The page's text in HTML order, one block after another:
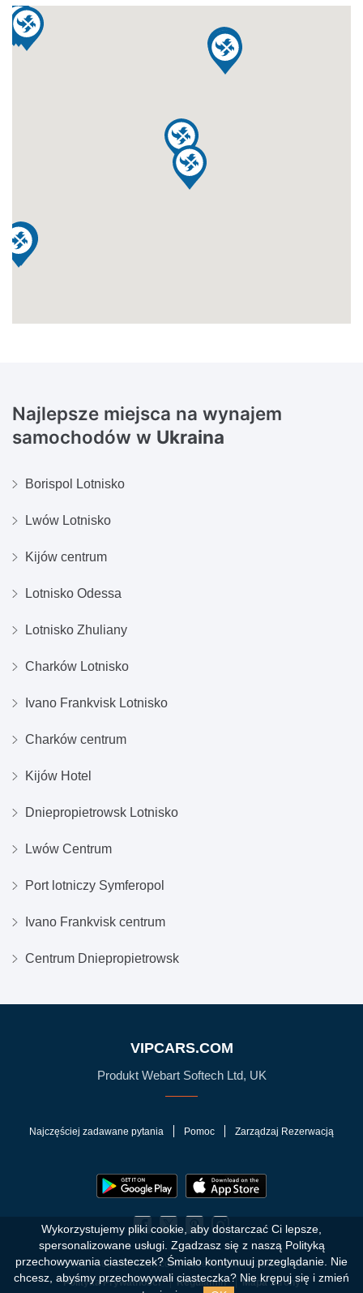
Najlepsze miejsca na wynajem
samochodów w Ukraina
Borispol Lotnisko
Lwów Lotnisko
Kijów centrum
Lotnisko Odessa
Lotnisko Zhuliany
Charków Lotnisko
Ivano Frankvisk Lotnisko
Charków centrum
Kijów Hotel
Dniepropietrowsk Lotnisko
Lwów Centrum
Port lotniczy Symferopol
Ivano Frankvisk centrum
Centrum Dniepropietrowsk
VIPCARS.COM
Produkt Webart Softech Ltd, UK
Najczęściej zadawane pytania Pomoc Zarządzaj Rezerwacją
Polityka Prywatności Regulamin Mapa Strony
© 2010 - 2026 VIPCars.com. Wszelkie prawa zastrzeżone
Wykorzystujemy pliki cookie, aby dostarczać Ci lepsze,
spersonalizowane usługi. Zgadzasz się z naszą Polityką
przechowywania ciasteczek? Śmiało kontynuuj przeglądanie. Nie
chcesz, abyśmy przechowywali ciasteczka? Nie krępuj się i zmień